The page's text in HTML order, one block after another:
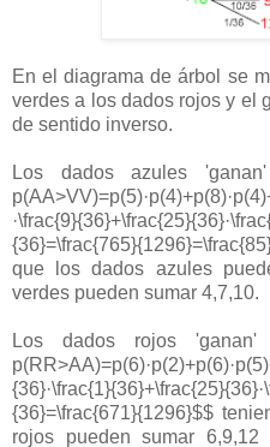
En el diagrama de árbol se
verdes a los dados rojos y el
de sentido inverso.
Los dados azules
que los dados azules
verdes pueden sumar 4,7,10.
Los dados rojos
{36}=\frac{671}{1296}$$
rojos pueden sumar